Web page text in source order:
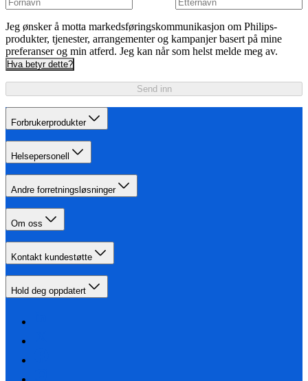
Jeg ønsker å motta markedsføringskommunikasjon om Philips-
produkter, tjenester, arrangementer og kampanjer basert på mine
preferanser og min atferd. Jeg kan når som helst melde meg av.
Hva betyr dette?
Send inn
Forbrukerprodukter
Helsepersonell
Andre forretningsløsninger
Om oss
Kontakt kundestøtte
Hold deg oppdatert